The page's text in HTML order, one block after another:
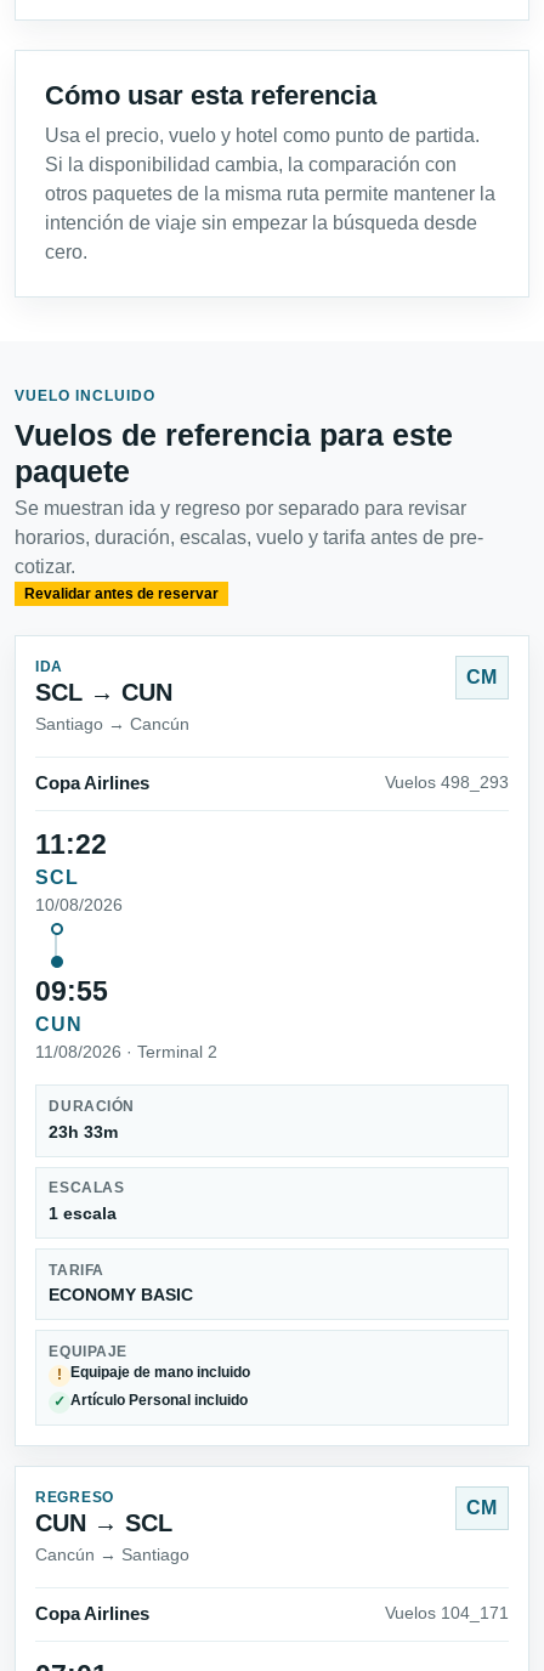
Cómo usar esta referencia
Usa el precio, vuelo y hotel como punto de partida.
Si la disponibilidad cambia, la comparación con
otros paquetes de la misma ruta permite mantener la
intención de viaje sin empezar la búsqueda desde
cero.
VUELO INCLUIDO
Vuelos de referencia para este
paquete
Se muestran ida y regreso por separado para revisar
horarios, duración, escalas, vuelo y tarifa antes de pre-
cotizar.
Revalidar antes de reservar
IDA
SCL → CUN
Santiago → Cancún
CM
Copa Airlines Vuelos 498_293
11:22
SCL
10/08/2026
09:55
CUN
11/08/2026 · Terminal 2
DURACIÓN
23h 33m
ESCALAS
1 escala
TARIFA
ECONOMY BASIC
EQUIPAJE
!
Equipaje de mano incluido
✓ Artículo Personal incluido
REGRESO
CUN → SCL
Cancún → Santiago
CM
Copa Airlines Vuelos 104_171